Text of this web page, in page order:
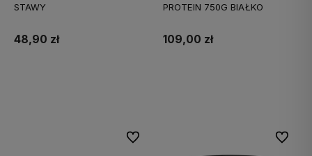
STAWY
48,90 zł
PROTEIN 750G BIAŁKO
109,00 zł
Do ulubionych Do